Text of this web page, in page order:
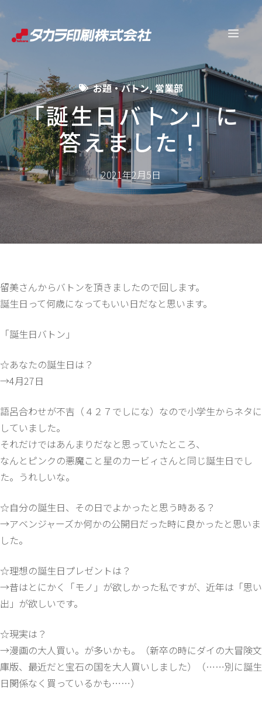
ン
ツ
へ
ス
キ
ッ
プ
メ
ニ
ュ
お題・バトン,営業部
「誕生日バトン」に
答えました！
2021年2月5日
留美さんからバトンを頂きましたので回します。
誕生日って何歳になってもいい日だなと思います。
「誕生日バトン」
☆あなたの誕生日は？
→4月27日
語呂合わせが不吉（４２７でしにな）なので小学生からネタに
していました。
それだけではあんまりだなと思っていたところ、
なんとピンクの悪魔こと星のカービィさんと同じ誕生日でし
た。うれしいな。
☆自分の誕生日、その日でよかったと思う時ある？
→アベンジャーズか何かの公開日だった時に良かったと思いま
した。
☆理想の誕生日プレゼントは？
→昔はとにかく「モノ」が欲しかった私ですが、近年は「思い
出」が欲しいです。
☆現実は？
→漫画の大人買い。が多いかも。（新卒の時にダイの大冒険文
庫版、最近だと宝石の国を大人買いしました）（……別に誕生
日関係なく買っているかも……）